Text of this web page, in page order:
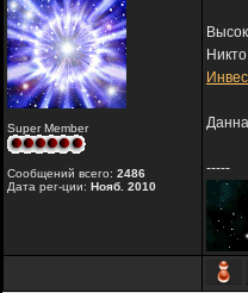
Super Member
Сообщений всего: 2486
Дата рег-ции: Нояб. 2010
-----